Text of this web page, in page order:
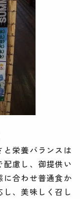
栄養バランスは
慮し、御提供い
に合わせ普通食か
、美味しく召し